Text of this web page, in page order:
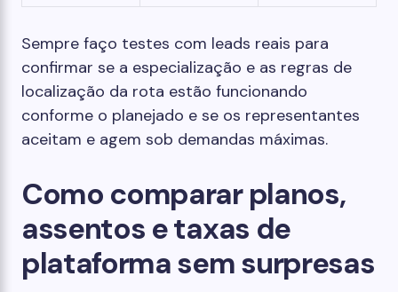
Sempre faço testes com leads reais para
confirmar se a especialização e as regras de
localização da rota estão funcionando
conforme o planejado e se os representantes
aceitam e agem sob demandas máximas.
Como comparar planos,
assentos e taxas de
plataforma sem surpresas